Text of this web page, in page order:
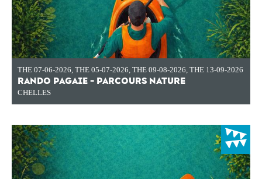
THE 07-06-2026, THE 05-07-2026, THE 09-08-2026, THE 13-09-2026
RANDO PAGAIE - PARCOURS NATURE
CHELLES